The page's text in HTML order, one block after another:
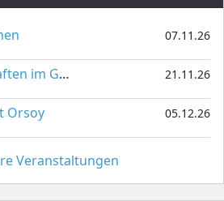
07.11.26
Gardetanz 21.11.26
Orsoy 05.12.26
Veranstaltungen